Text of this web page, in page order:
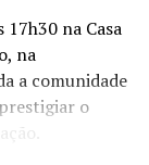
clássico e
olhar
encenação
a esta
simbolismos
na Casa
na
a comunidade
o